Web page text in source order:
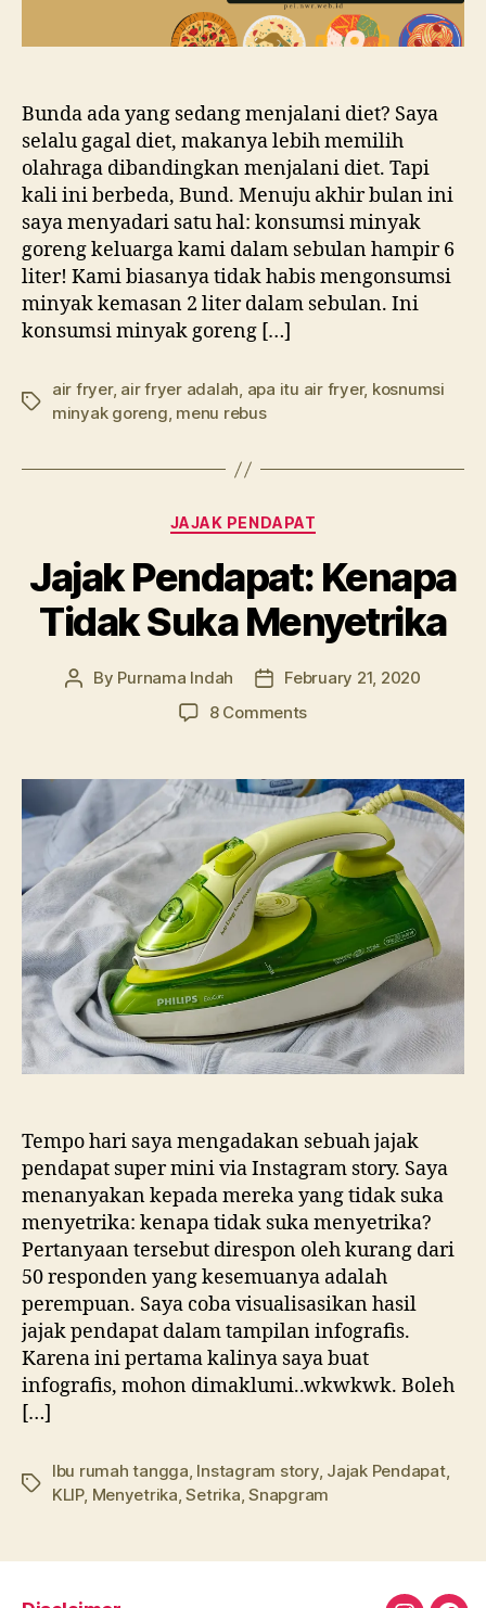
Bunda ada yang sedang menjalani diet? Saya
selalu gagal diet, makanya lebih memilih
olahraga dibandingkan menjalani diet. Tapi
kali ini berbeda, Bund. Menuju akhir bulan ini
saya menyadari satu hal: konsumsi minyak
goreng keluarga kami dalam sebulan hampir 6
liter! Kami biasanya tidak habis mengonsumsi
minyak kemasan 2 liter dalam sebulan. Ini
konsumsi minyak goreng […]
Tags
air fryer, air fryer adalah, apa itu air fryer, kosnumsi
minyak goreng, menu rebus
Categories
JAJAK PENDAPAT
Jajak Pendapat: Kenapa
Tidak Suka Menyetrika
Post
By Purnama Indah
PostFebruary 21, 2020
8 Commentson
Kenapa
Tidak
Suka
Menyetrika
Tempo hari saya mengadakan sebuah jajak
pendapat super mini via Instagram story. Saya
menanyakan kepada mereka yang tidak suka
menyetrika: kenapa tidak suka menyetrika?
Pertanyaan tersebut direspon oleh kurang dari
50 responden yang kesemuanya adalah
perempuan. Saya coba visualisasikan hasil
jajak pendapat dalam tampilan infografis.
Karena ini pertama kalinya saya buat
infografis, mohon dimaklumi..wkwkwk. Boleh
[…]
Tags
Ibu rumah tangga Instagram story, Jajak Pendapat,
KLIP, Menyetrika ,Setrika ,Snapgram